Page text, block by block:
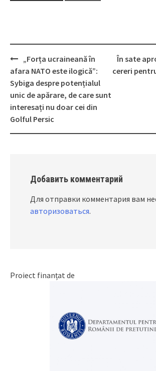
Post
navigation
„Forța ucraineană în
afara NATO este ilogică”:
Sybiga despre potențialul
unic de apărare, de care sunt
interesați nu doar cei din
Golful Persic
În sate
cereri
Добавить комментарий
Для отправки комментария вам
авторизоваться.
Proiect finanțat de